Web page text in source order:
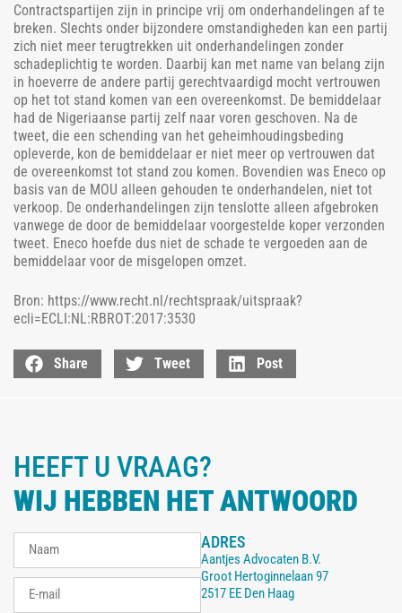
Contractspartijen zijn in principe vrij om onderhandelingen af te
breken. Slechts onder bijzondere omstandigheden kan een partij
zich niet meer terugtrekken uit onderhandelingen zonder
schadeplichtig te worden. Daarbij kan met name van belang zijn
in hoeverre de andere partij gerechtvaardigd mocht vertrouwen
op het tot stand komen van een overeenkomst. De bemiddelaar
had de Nigeriaanse partij zelf naar voren geschoven. Na de
tweet, die een schending van het geheimhoudingsbeding
opleverde, kon de bemiddelaar er niet meer op vertrouwen dat
de overeenkomst tot stand zou komen. Bovendien was Eneco op
basis van de MOU alleen gehouden te onderhandelen, niet tot
verkoop. De onderhandelingen zijn tenslotte alleen afgebroken
vanwege de door de bemiddelaar voorgestelde koper verzonden
tweet. Eneco hoefde dus niet de schade te vergoeden aan de
bemiddelaar voor de misgelopen omzet.
Bron: https://www.recht.nl/rechtspraak/uitspraak?
ecli=ECLI:NL:RBROT:2017:3530
Share Tweet Post
HEEFT U VRAAG?
WIJ HEBBEN HET ANTWOORD
ADRES
Aantjes Advocaten B.V.
Groot Hertoginnelaan 97
2517 EE Den Haag